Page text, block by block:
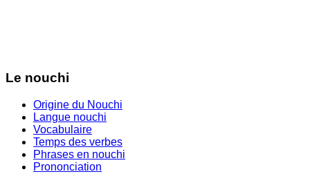
Le nouchi
Origine du Nouchi
Langue nouchi
Vocabulaire
Temps des verbes
Phrases en nouchi
Prononciation